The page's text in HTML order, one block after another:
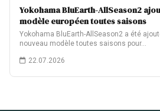
Yokohama BluEarth-AllSeason2
modèle européen toutes saisons
Yokohama BluEarth-AllSeason2 a été
nouveau modèle toutes saisons pour…
22.07.2026